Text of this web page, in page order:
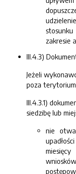
zakresie
III.4.3)
Jeżeli
poza terytorium
III.4.3.1)
siedzibę lub
nie